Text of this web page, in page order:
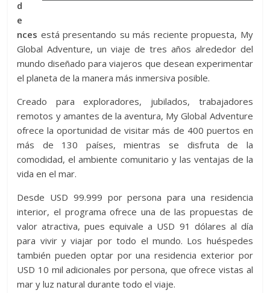
d
e
nces está presentando su más reciente propuesta, My
Global Adventure, un viaje de tres años alrededor del
mundo diseñado para viajeros que desean experimentar
el planeta de la manera más inmersiva posible.
Creado para exploradores, jubilados, trabajadores
remotos y amantes de la aventura, My Global Adventure
ofrece la oportunidad de visitar más de 400 puertos en
más de 130 países, mientras se disfruta de la
comodidad, el ambiente comunitario y las ventajas de la
vida en el mar.
Desde USD 99.999 por persona para una residencia
interior, el programa ofrece una de las propuestas de
valor atractiva, pues equivale a USD 91 dólares al día
para vivir y viajar por todo el mundo. Los huéspedes
también pueden optar por una residencia exterior por
USD 10 mil adicionales por persona, que ofrece vistas al
mar y luz natural durante todo el viaje.